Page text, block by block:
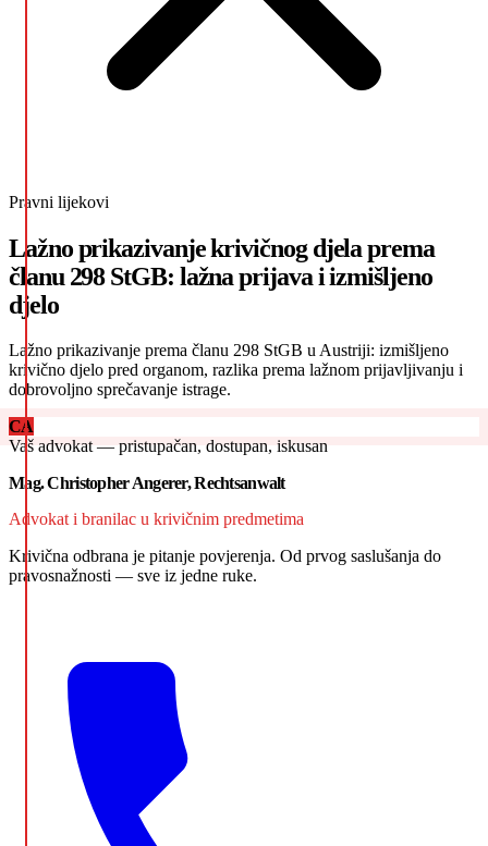
Pravni lijekovi
Lažno prikazivanje krivičnog djela prema
članu 298 StGB: lažna prijava i izmišljeno
djelo
Lažno prikazivanje prema članu 298 StGB u Austriji: izmišljeno
krivično djelo pred organom, razlika prema lažnom prijavljivanju i
dobrovoljno sprečavanje istrage.
CA
Vaš advokat — pristupačan, dostupan, iskusan
Mag. Christopher Angerer, Rechtsanwalt
Advokat i branilac u krivičnim predmetima
Krivična odbrana je pitanje povjerenja. Od prvog saslušanja do
pravosnažnosti — sve iz jedne ruke.